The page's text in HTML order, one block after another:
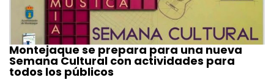
Montejaque se prepara para una nueva
Semana Cultural con actividades para
todos los públicos